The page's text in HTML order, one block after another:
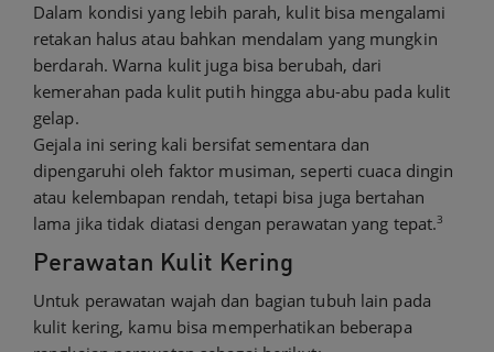
Dalam kondisi yang lebih parah, kulit bisa mengalami
retakan halus atau bahkan mendalam yang mungkin
berdarah. Warna kulit juga bisa berubah, dari
kemerahan pada kulit putih hingga abu-abu pada kulit
gelap.
Gejala ini sering kali bersifat sementara dan
dipengaruhi oleh faktor musiman, seperti cuaca dingin
atau kelembapan rendah, tetapi bisa juga bertahan
lama jika tidak diatasi dengan perawatan yang tepat.3
Perawatan Kulit Kering
Untuk perawatan wajah dan bagian tubuh lain pada
kulit kering, kamu bisa memperhatikan beberapa